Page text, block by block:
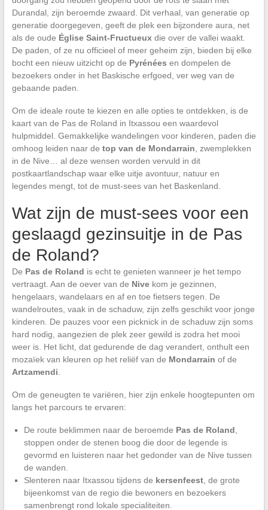
Durandal, zijn beroemde zwaard. Dit verhaal, van generatie op
generatie doorgegeven, geeft de plek een bijzondere aura, net
als de oude Église Saint-Fructueuxdie over de vallei waakt.
De paden, of ze nu officieel of meer geheim zijn, bieden bij elke
bocht een nieuw uitzicht op de Pyrénées en dompelen de
bezoekers onder in het Baskische erfgoed, ver weg van de
gebaande paden.
Om de ideale route te kiezen en alle opties te ontdekken, is de
kaart van de Pas de Roland in Itxassou een waardevol
hulpmiddel. Gemakkelijke wandelingen voor kinderen, paden die
omhoog leiden naar de top van de Mondarrain , zwemplekken
in de Nive… al deze wensen worden vervuld in dit
postkaartlandschap waar elke uitje avontuur, natuur en
legendes mengt, tot de must-sees van het Baskenland.
Wat zijn de must-sees voor een
geslaagd gezinsuitje in de Pas
de Roland?
De Pas de Roland is echt te genieten wanneer je het tempo
vertraagt. Aan de oever van de Nivekom je gezinnen,
hengelaars, wandelaars en af en toe fietsers tegen. De
wandelroutes, vaak in de schaduw, zijn zelfs geschikt voor jonge
kinderen. De pauzes voor een picknick in de schaduw zijn soms
hard nodig, aangezien de plek zeer gewild is zodra het mooi
weer is. Het licht, dat gedurende de dag verandert, onthult een
mozaïek van kleuren op het reliëf van de Mondarrain of de
Artzamendi
Om de geneugten te variëren, hier zijn enkele hoogtepunten om
langs het parcours te ervaren:
De route beklimmen naar de beroemde Pas de Roland
stoppen onder de stenen boog die door de legende is
gevormd en luisteren naar het gedonder van de Nive tussen
de wanden.
Slenteren naar Itxassou tijdens de kersenfeest, de grote
bijeenkomst van de regio die bewoners en bezoekers
samenbrengt rond lokale specialiteiten.